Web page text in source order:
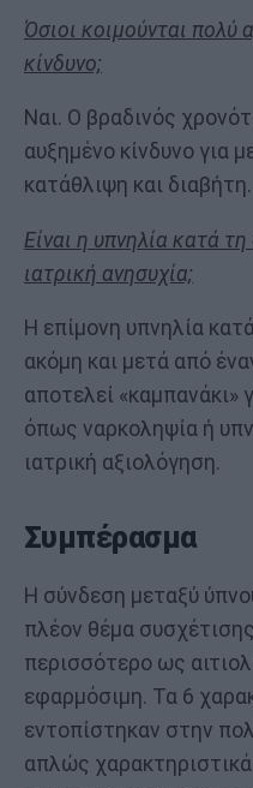
Όσιοι κοιμούνται πολύ
κίνδυνο;
Ναι. Ο βραδινός
αυξημένο κίνδυνο για
κατάθλιψη και διαβήτη.
Είναι η υπνηλία κατά
ιατρική ανησυχία;
Η επίμονη υπνηλία
ακόμη και μετά από
αποτελεί «καμπανάκι»
όπως ναρκοληψία ή
ιατρική αξιολόγηση.
Συμπέρασμα
Η σύνδεση μεταξύ
πλέον θέμα
περισσότερο ως
εφαρμόσιμη. Τα 6
εντοπίστηκαν στην
απλώς